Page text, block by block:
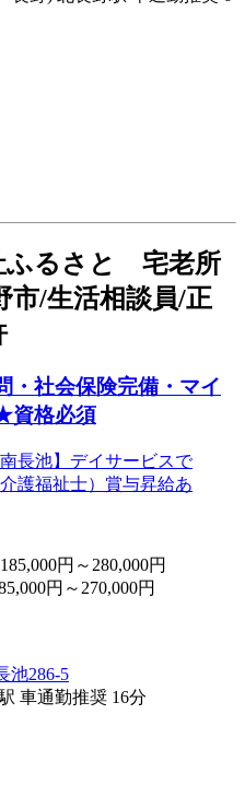
ふるさと 宅老所
市/生活相談員/正
社会保険完備・マイ
資格必須
185,000円～280,000円
円～270,000円
池286-5
車通勤推奨 16分